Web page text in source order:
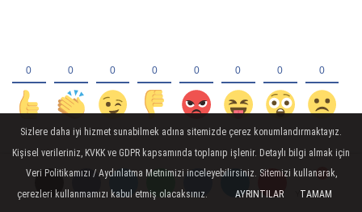
Yorumlar
Yorumlar
Sizlere daha iyi hizmet sunabilmek adına sitemizde çerez konumlandırmaktayız.
Kişisel verileriniz, KVKK ve GDPR kapsamında toplanıp işlenir. Detaylı bilgi almak için
Veri Politikamızı / Aydınlatma Metnimizi inceleyebilirsiniz. Sitemizi kullanarak,
çerezleri kullanmamızı kabul etmiş olacaksınız.
AYRINTILAR TAMAM